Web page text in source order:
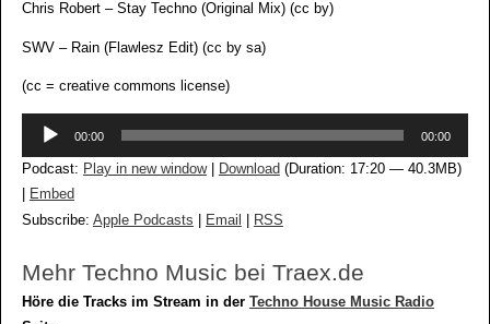
Chris Robert – Stay Techno (Original Mix) (cc by)
SWV – Rain (Flawlesz Edit) (cc by sa)
(cc = creative commons license)
Audio-
00:00 00:00
Podcast: Play in new window| Download (Duration: 17:20 — 40.3MB)
Embed
Subscribe: Apple Podcasts Email RSS
Mehr Techno Music bei Traex.de
Höre die Tracks im Stream in der Techno House Music Radio